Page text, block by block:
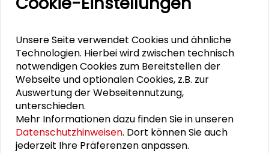
DOWNLOADS
Programm Fachforum Soziales
Demografiebericht Stadt Darmstadt
Pflegebedarfsplanung Darmstadt
Wohnungspolitisches Konzept Darmstadt
Unsere Seite verwendet Cookies und ähnliche
Technologien. Hierbei wird zwischen technisch
notwendigen Cookies zum Bereitstellen der
Webseite und optionalen Cookies, z.B. zur
Auswertung der Webseitennutzung,
unterschieden.
Mehr Informationen dazu finden Sie in unseren
Datenschutzhinweisen. Dort können Sie auch
jederzeit Ihre Präferenzen anpassen.